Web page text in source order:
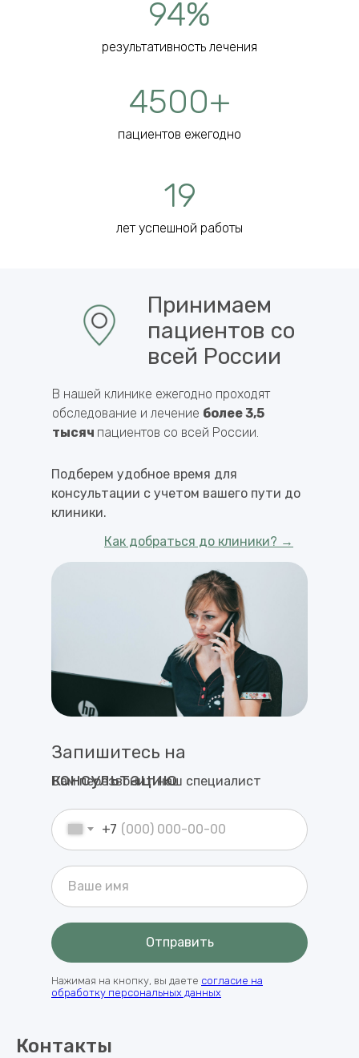
94%
результативность лечения
4500+
пациентов ежегодно
19
лет успешной работы
+7
Отправить
Нажимая на кнопку, вы даете согласие на
обработку персональных данных
Принимаем
пациентов со
всей России
В нашей клинике ежегодно проходят
обследование и лечение более 3,5
тысяч пациентов со всей России.
Подберем удобное время для
консультации с учетом вашего пути до
клиники.
Запишитесь на
консультацию
Вам перезвонит наш специалист
Как добраться до клиники? →
Контакты